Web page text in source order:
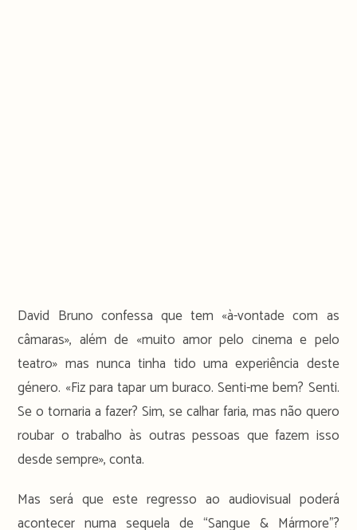
David Bruno confessa que tem «à-vontade com as
câmaras», além de «muito amor pelo cinema e pelo
teatro» mas nunca tinha tido uma experiência deste
género. «Fiz para tapar um buraco. Senti-me bem? Senti.
Se o tornaria a fazer? Sim, se calhar faria, mas não quero
roubar o trabalho às outras pessoas que fazem isso
desde sempre», conta.
Mas será que este regresso ao audiovisual poderá
acontecer numa sequela de “Sangue & Mármore”?